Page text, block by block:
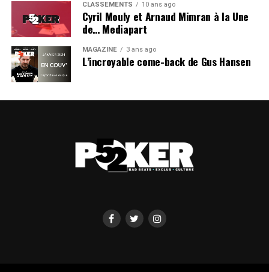
CLASSEMENTS 10 ans ago
Cyril Mouly et Arnaud Mimran à la Une
de… Mediapart
MAGAZINE 3 ans ago
L’incroyable come-back de Gus Hansen